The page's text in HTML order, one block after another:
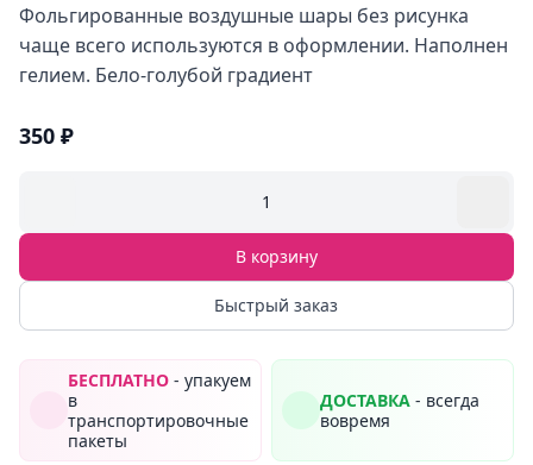
Фольгированные воздушные шары без рисунка
чаще всего используются в оформлении. Наполнен
гелием. Бело-голубой градиент
350 ₽
1
В корзину
Быстрый заказ
БЕСПЛАТНО - упакуем
в
транспортировочные
пакеты
ДОСТАВКА - всегда
вовремя